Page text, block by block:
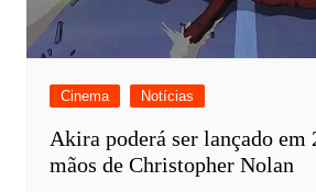
Cinema Notícias
Akira poderá ser lançado em
mãos de Christopher Nolan